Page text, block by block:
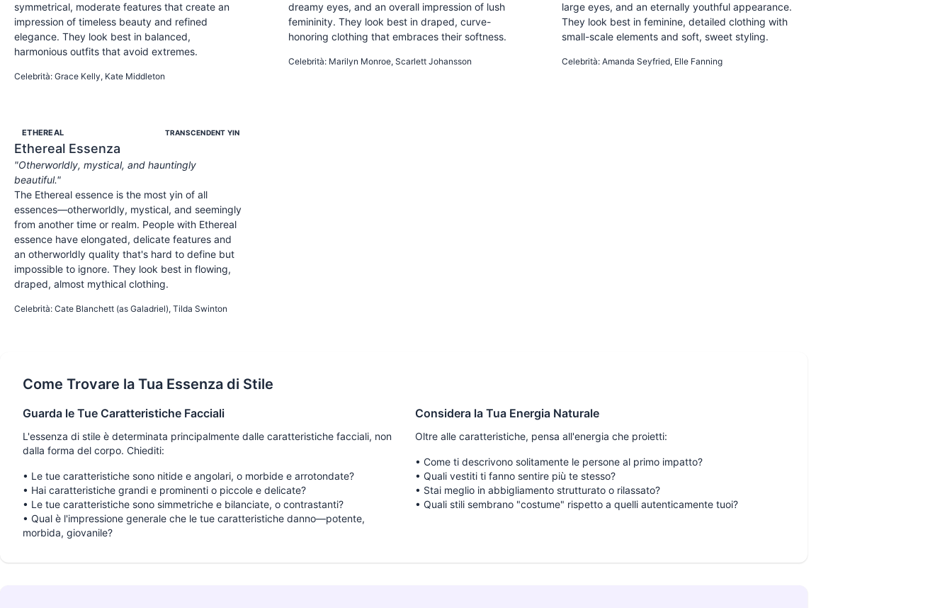
symmetrical, moderate features that create an
impression of timeless beauty and refined
elegance. They look best in balanced,
harmonious outfits that avoid extremes.
Celebrità: Grace Kelly, Kate Middleton
dreamy eyes, and an overall impression of lush
femininity. They look best in draped, curve-
honoring clothing that embraces their softness.
Celebrità: Marilyn Monroe, Scarlett Johansson
large eyes, and an eternally youthful appearance.
They look best in feminine, detailed clothing with
small-scale elements and soft, sweet styling.
Celebrità:Amanda Seyfried, Elle Fanning
ETHEREAL TRANSCENDENT YIN
Ethereal Essenza
"Otherworldly, mystical, and hauntingly
beautiful."
The Ethereal essence is the most yin of all
essences—otherworldly, mystical, and seemingly
from another time or realm. People with Ethereal
essence have elongated, delicate features and
an otherworldly quality that's hard to define but
impossible to ignore. They look best in flowing,
draped, almost mythical clothing.
Celebrità: Cate Blanchett (as Galadriel), Tilda Swinton
Come Trovare la Tua Essenza di Stile
Guarda le Tue Caratteristiche Facciali
L'essenza di stile è determinata principalmente dalle caratteristiche facciali, non
dalla forma del corpo. Chiediti:
• Le tue caratteristiche sono nitide e angolari, o morbide e arrotondate?
• Hai caratteristiche grandi e prominenti o piccole e delicate?
• Le tue caratteristiche sono simmetriche e bilanciate, o contrastanti?
• Qual è l'impressione generale che le tue caratteristiche danno—potente,
morbida, giovanile?
Considera la Tua Energia Naturale
Oltre alle caratteristiche, pensa all'energia che proietti:
• Come ti descrivono solitamente le persone al primo impatto?
• Quali vestiti ti fanno sentire più te stesso?
• Stai meglio in abbigliamento strutturato o rilassato?
• Quali stili sembrano "costume" rispetto a quelli autenticamente tuoi?